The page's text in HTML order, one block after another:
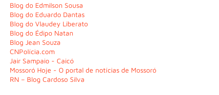
Blog do Edmilson Sousa
Blog do Eduardo Dantas
Blog do Vlaudey Liberato
Blog do Édipo Natan
Blog Jean Souza
CNPolícia.com
Jair Sampaio - Caicó
Mossoró Hoje - O portal de notícias de Mossoró
RN – Blog Cardoso Silva